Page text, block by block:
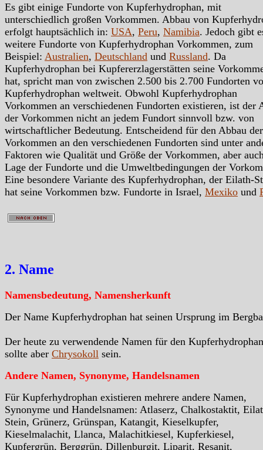
Es gibt einige Fundorte von Kupferhydrophan, mit
unterschiedlich großen Vorkommen. Abbau von
erfolgt hauptsächlich in: USA, Peru, Namibia. Jedoch gibt
weitere Fundorte von Kupferhydrophan Vorkommen, zum
Beispiel: Australien, Deutschland und Russland. Da
Kupferhydrophan bei Kupfererzlagerstätten seine
hat, spricht man von zwischen 2.500 bis 2.700 Fundorten
Kupferhydrophan weltweit. Obwohl Kupferhydrophan
Vorkommen an verschiedenen Fundorten existieren, ist der
der Vorkommen nicht an jedem Fundort sinnvoll bzw. von
wirtschaftlicher Bedeutung. Entscheidend für den Abbau der
Vorkommen an den verschiedenen Fundorten sind unter
Faktoren wie Qualität und Größe der Vorkommen, aber
Lage der Fundorte und die Umweltbedingungen der
Eine besondere Variante des Kupferhydrophan, der Eilath-
hat seine Vorkommen bzw. Fundorte in Israel, Mexiko und
2. Name
Namensbedeutung, Namensherkunft
Der Name Kupferhydrophan hat seinen Ursprung im
Der heute zu verwendende Namen für den Kupferhydrophan
sollte aber Chrysokoll sein.
Andere Namen, Synonyme, Handelsnamen
Für Kupferhydrophan existieren mehrere andere Namen,
Synonyme und Handelsnamen: Atlaserz, Chalkostaktit,
Stein, Grünerz, Grünspan, Katangit, Kieselkupfer,
Kieselmalachit, Llanca, Malachitkiesel, Kupferkiesel,
Kupfergrün, Berggrün, Dillenburgit, Liparit, Resanit,